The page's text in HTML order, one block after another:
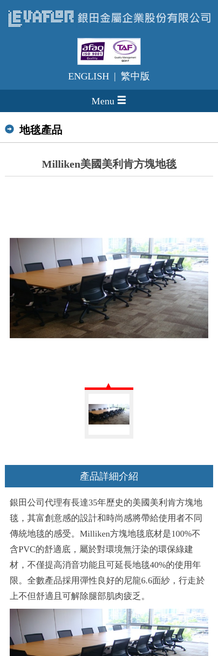
ENGLISH | 繁中版
Menu
地毯產品
Milliken美國美利肯方塊地毯
產品詳細介紹
銀田公司代理有長達35年歷史的美國美利肯方塊地
毯，其富創意感的設計和時尚感將帶給使用者不同
傳統地毯的感受。Milliken方塊地毯底材是100%不
含PVC的舒適底，屬於對環境無汙染的環保綠建
材，不僅提高消音功能且可延長地毯40%的使用年
限。全數產品採用彈性良好的尼龍6.6面紗，行走於
上不但舒適且可解除腿部肌肉疲乏。